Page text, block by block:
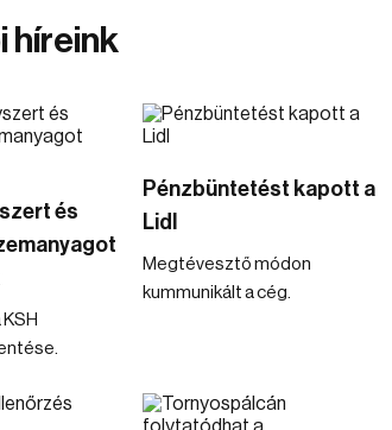
híreink
és
Pénzbüntetést kapott a
Lidl
Megtévesztő módon
kummunikált a cég.